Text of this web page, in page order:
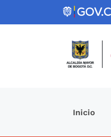
Pasar al contenido principal
Inicio